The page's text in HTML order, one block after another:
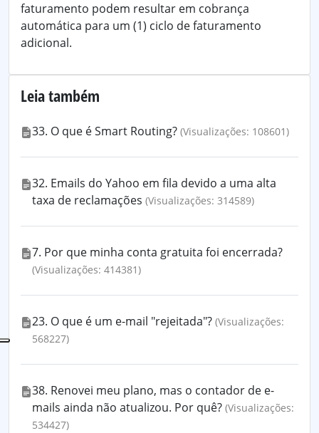
faturamento podem resultar em cobrança
automática para um (1) ciclo de faturamento
adicional.
Leia também
33. O que é Smart Routing? (Visualizações: 108601)
32. Emails do Yahoo em fila devido a uma alta
taxa de reclamações (Visualizações: 314589)
7. Por que minha conta gratuita foi encerrada?
(Visualizações: 414381)
23. O que é um e-mail "rejeitada"? (Visualizações:
568227)
38. Renovei meu plano, mas o contador de e-
mails ainda não atualizou. Por quê? (Visualizações:
534427)